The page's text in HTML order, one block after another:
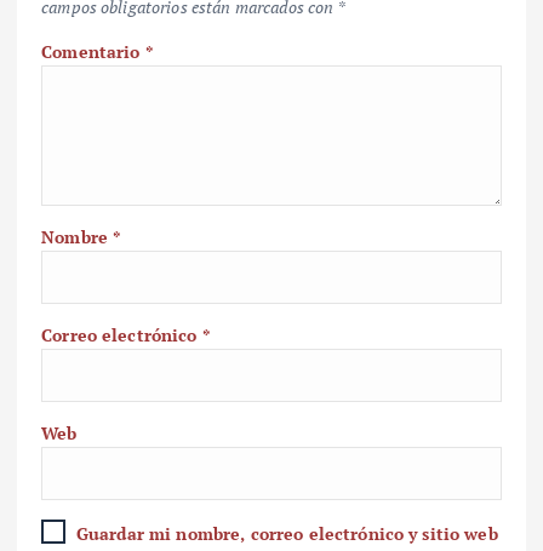
campos obligatorios están marcados con *
Comentario *
Nombre*
Correo electrónico *
Web
Guardar mi nombre, correo electrónico y sitio web